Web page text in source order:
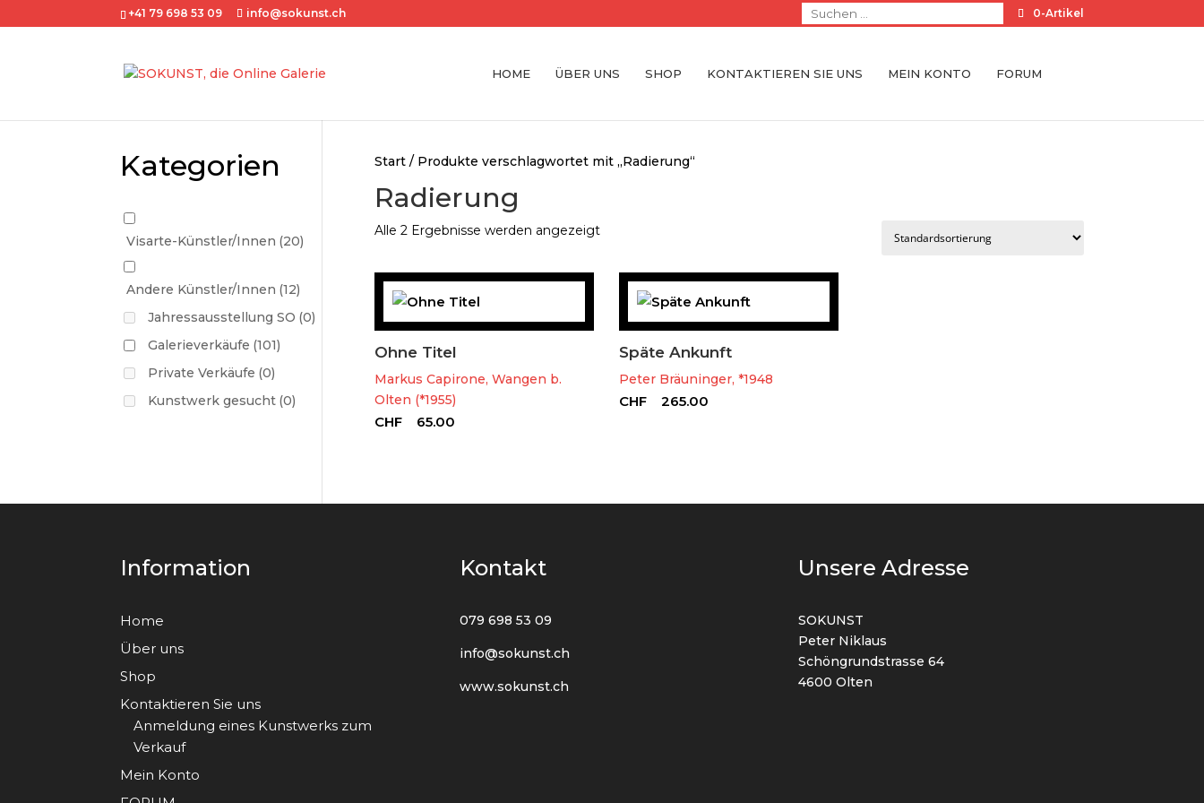
+41 79 698 53 09 info@sokunst.ch 0-Artikel
HOME ÜBER UNS SHOP KONTAKTIEREN SIE UNS MEIN KONTO FORUM
Start/ Produkte verschlagwortet mit „Radierung“
Radierung
Alle 2 Ergebnisse werden angezeigt
Ohne Titel
Markus Capirone, Wangen b.
Olten (*1955)
CHF 65.00
Späte Ankunft
Peter Bräuninger, *1948
CHF 265.00
Kategorien
Visarte-Künstler/Innen (20)
Andere Künstler/Innen (12)
Jahressausstellung SO (0)
Galerieverkäufe (101)
Private Verkäufe (0)
Kunstwerk gesucht (0)
Information
Home
Über uns
Shop
Kontaktieren Sie uns
Anmeldung eines Kunstwerks zum
Verkauf
Mein Konto
Kontakt
079 698 53 09
info@sokunst.ch
www.sokunst.ch
Unsere Adresse
SOKUNST
Peter Niklaus
Schöngrundstrasse 64
4600 Olten